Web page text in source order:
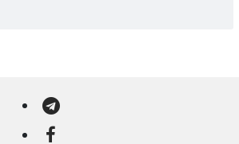
Telegram
Facebook